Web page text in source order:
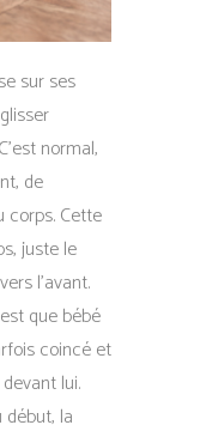
sur ses
normal,
de
corps. Cette
juste le
l’avant.
que bébé
coincé et
lui.
la